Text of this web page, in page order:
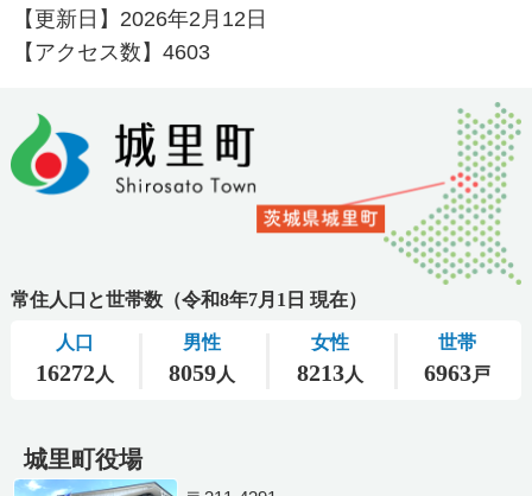
【更新日】 2026年2月12日
【アクセス数】4603
城里町役場